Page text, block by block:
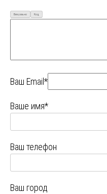
Визуально Код
Ваш Email*
Ваше имя*
Ваш телефон
Ваш город